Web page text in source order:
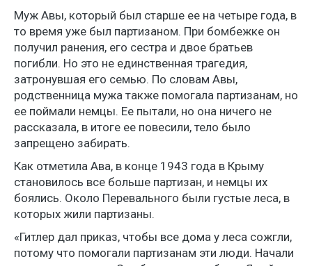
Муж Авы, который был старше ее на четыре года, в
то время уже был партизаном. При бомбежке он
получил ранения, его сестра и двое братьев
погибли. Но это не единственная трагедия,
затронувшая его семью. По словам Авы,
родственница мужа также помогала партизанам, но
ее поймали немцы. Ее пытали, но она ничего не
рассказала, в итоге ее повесили, тело было
запрещено забирать.
Как отметила Ава, в конце 1943 года в Крыму
становилось все больше партизан, и немцы их
боялись. Около Перевального были густые леса, в
которых жили партизаны.
«Гитлер дал приказ, чтобы все дома у леса сожгли,
потому что помогали партизанам эти люди. Начали